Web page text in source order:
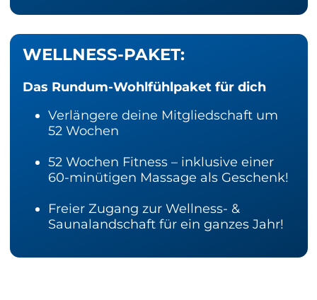
WELLNESS-PAKET:
Das Rundum-Wohlfühlpaket für dich
Verlängere deine Mitgliedschaft um
52 Wochen
52 Wochen Fitness – inklusive einer
60-minütigen Massage als Geschenk!
Freier Zugang zur Wellness- &
Saunalandschaft für ein ganzes Jahr!